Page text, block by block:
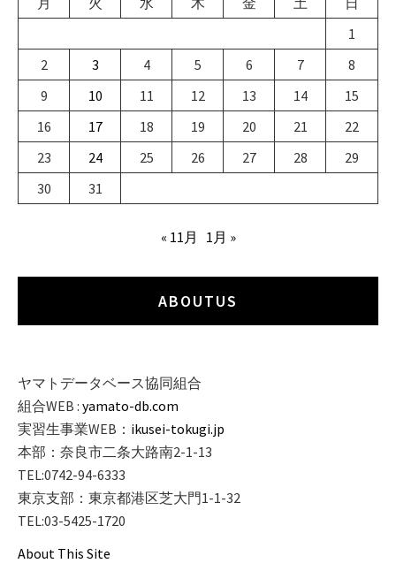
1
2
3 4 5 6 7
8
9
10 11 12 13 14
15
16
17 18 19 20 21
22
23
24 25 26 27 28
29
30
31
« 11月 1月 »
ABOUTUS
ヤマトデータベース協同組合
組合WEB : yamato-db.com
実習生事業WEB： ikusei-tokugi.jp
本部：奈良市二条大路南2-1-13
TEL:0742-94-6333
東京支部：東京都港区芝大門1-1-32
TEL:03-5425-1720
About This Site